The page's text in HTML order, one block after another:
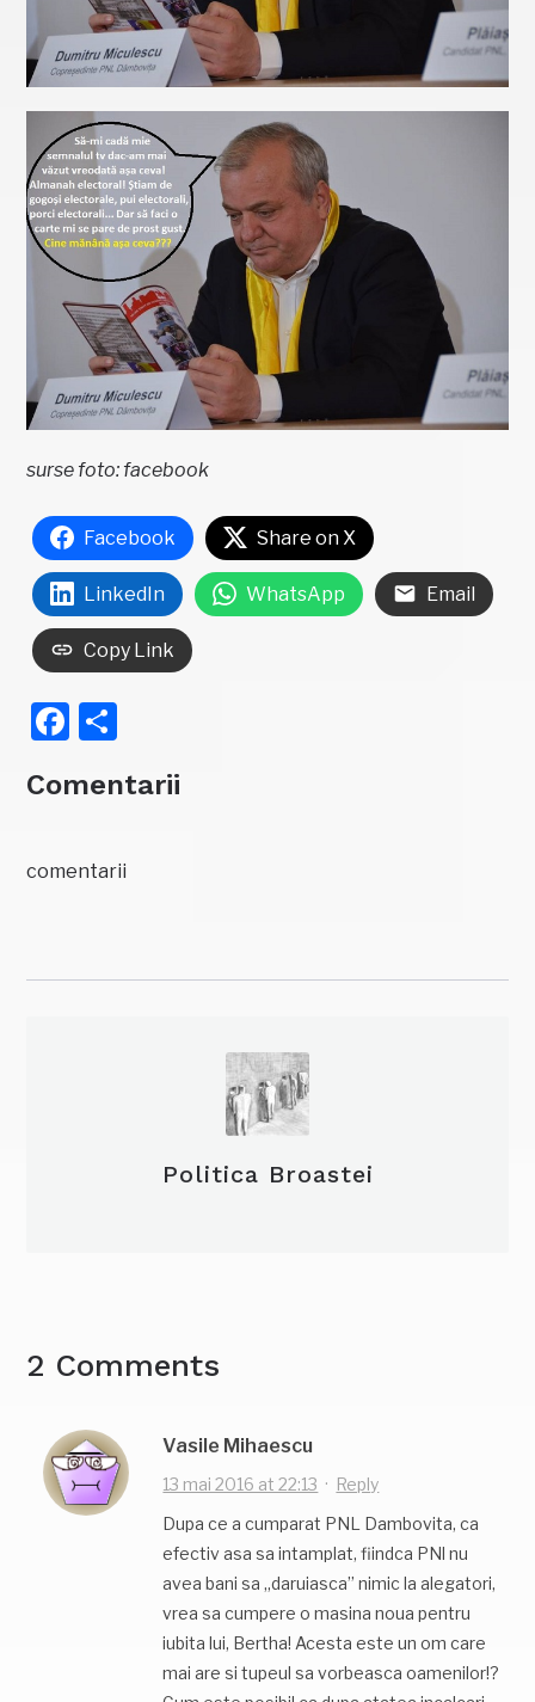
surse foto: facebook
Facebook Share on X
LinkedIn WhatsApp Email
Copy Link
Facebook
Comentarii
comentarii
Politica Broastei
2 Comments
Vasile Mihaescu
13 mai 2016 at 22:13 · Reply
Dupa ce a cumparat PNL Dambovita, ca
efectiv asa sa intamplat, fiindca PNl nu
avea bani sa „daruiasca” nimic la alegatori,
vrea sa cumpere o masina noua pentru
iubita lui, Bertha! Acesta este un om care
mai are si tupeul sa vorbeasca oamenilor!?